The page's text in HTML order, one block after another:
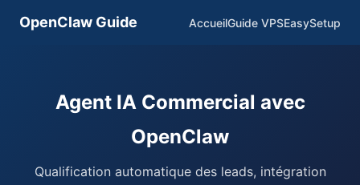
OpenClaw Guide AccueilGuide VPSEasySetup
Agent IA Commercial avec
OpenClaw
Qualification automatique des leads, intégration